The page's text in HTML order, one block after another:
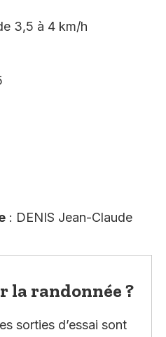
3,5 à 4 km/h
: DENIS Jean-Claude
la randonnée ?
sorties d’essai sont